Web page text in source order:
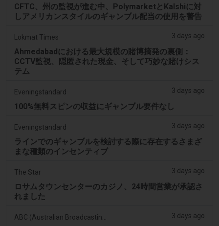
CFTC、州の監視が進む中、PolymarketとKalshiに対
しアメリカンスタイルのギャンブル配当の使用を警告
Lokmat Times 3 days ago
Ahmedabadにおける最大規模の賭博摘発の裏側：
CCTV監視、隠匿された現金、そして巧妙な賭けシス
テム
Eveningstandard 3 days ago
100%無料スピンの収益にギャンブル要件なし
Eveningstandard 3 days ago
ラインでのギャンブルを検討する際に存在するさまざ
まな種類のインセンティブ
The Star 3 days ago
ロサムタウンセンターのカジノ、24時間営業が承認さ
れました
3 days ago